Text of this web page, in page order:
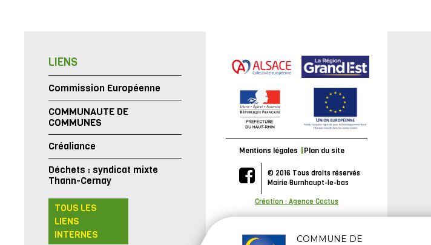
LIENS
Commission Européenne
COMMUNAUTE DE
COMMUNES
Créaliance
Déchets : syndicat mixte
Thann-Cernay
TOUS LES
LIENS
INTERNES
Mentions légales Plan du site
© 2016 Tous droits réservés
Mairie Burnhaupt-le-bas
Création : Agence Cactus
COMMUNE DE